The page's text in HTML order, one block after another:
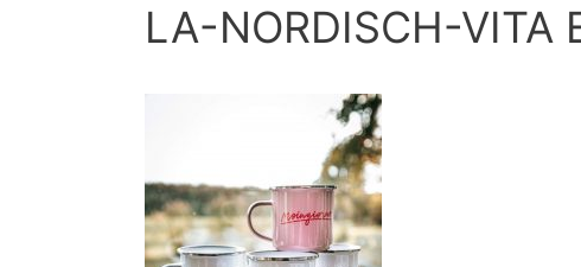
LA-NORDISCH-